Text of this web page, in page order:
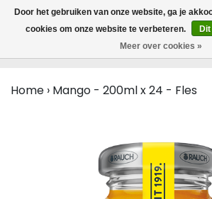
Home › Mango - 200ml x 24 - Fles
Door het gebruiken van onze website, ga je
cookies om onze website te verbeteren.
Meer over cookies »